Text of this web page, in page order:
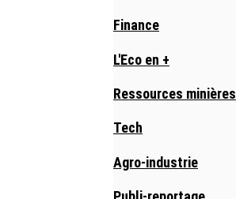
Finance
L'Eco en +
Ressources minières
Tech
Agro-industrie